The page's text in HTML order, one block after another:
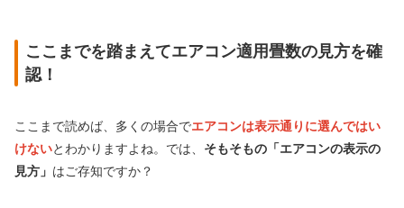
ここまでを踏まえてエアコン適用畳数の見方を確
認！
ここまで読めば、多くの場合でエアコンは表示通りに選んではい
けないとわかりますよね。では、 そもそもの「エアコンの表示の
見方」 はご存知ですか？